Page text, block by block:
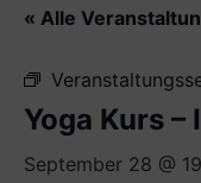
« Alle
Yoga Kurs
September 28 @